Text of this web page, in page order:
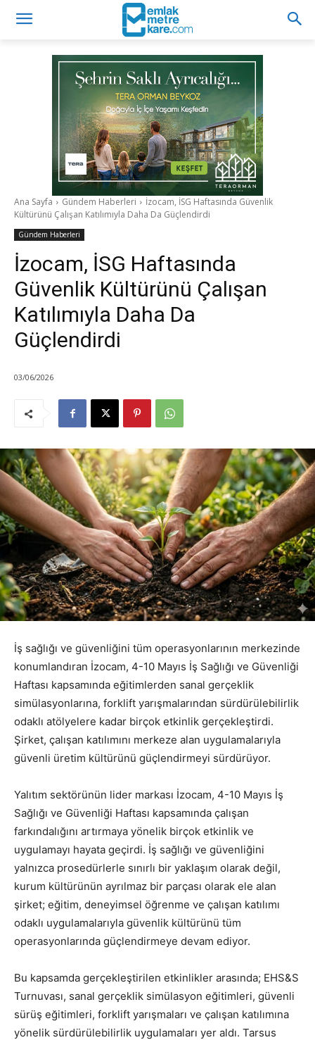
Ana Sayfa Gündem Haberleri
İzocam, İSG Haftasında Güvenlik
Kültürünü Çalışan Katılımıyla Daha Da Güçlendirdi
Gündem Haberleri
İzocam, İSG Haftasında
Güvenlik Kültürünü Çalışan
Katılımıyla Daha Da
Güçlendirdi
03/06/2026
İş sağlığı ve güvenliğini tüm operasyonlarının merkezinde
konumlandıran İzocam, 4-10 Mayıs İş Sağlığı ve Güvenliği
Haftası kapsamında eğitimlerden sanal gerçeklik
simülasyonlarına, forklift yarışmalarından sürdürülebilirlik
odaklı atölyelere kadar birçok etkinlik gerçekleştirdi.
Şirket, çalışan katılımını merkeze alan uygulamalarıyla
güvenli üretim kültürünü güçlendirmeyi sürdürüyor.
Yalıtım sektörünün lider markası İzocam, 4-10 Mayıs İş
Sağlığı ve Güvenliği Haftası kapsamında çalışan
farkındalığını artırmaya yönelik birçok etkinlik ve
uygulamayı hayata geçirdi. İş sağlığı ve güvenliğini
yalnızca prosedürlerle sınırlı bir yaklaşım olarak değil,
kurum kültürünün ayrılmaz bir parçası olarak ele alan
şirket; eğitim, deneyimsel öğrenme ve çalışan katılımı
odaklı uygulamalarıyla güvenlik kültürünü tüm
operasyonlarında güçlendirmeye devam ediyor.
Bu kapsamda gerçekleştirilen etkinlikler arasında; EHS&S
Turnuvası, sanal gerçeklik simülasyon eğitimleri, güvenli
sürüş eğitimleri, forklift yarışmaları ve çalışan katılımına
yönelik sürdürülebilirlik uygulamaları yer aldı. Tarsus